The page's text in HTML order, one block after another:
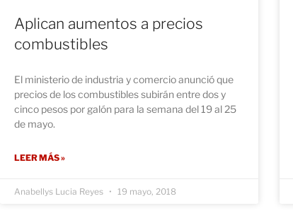
Aplican aumentos a precios
combustibles
El ministerio de industria y comercio anunció que
precios de los combustibles subirán entre dos y
cinco pesos por galón para la semana del 19 al 25
de mayo.
LEER MÁS »
Anabellys Lucia Reyes 19 mayo, 2018